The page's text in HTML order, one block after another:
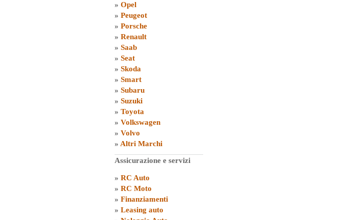
» Opel
» Peugeot
» Porsche
» Renault
» Saab
» Seat
» Skoda
» Smart
» Subaru
» Suzuki
» Toyota
» Volkswagen
» Volvo
» Altri Marchi
Assicurazione e servizi
» RC Auto
» RC Moto
» Finanziamenti
» Leasing auto